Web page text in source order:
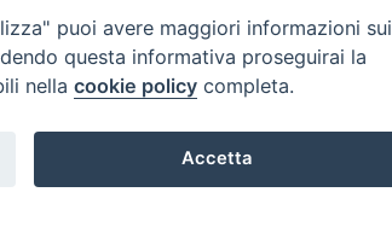
puoi avere maggiori informazioni sui
questa informativa proseguirai la
nella cookie policy completa.
Accetta